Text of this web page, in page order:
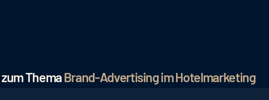
ThemaBrand-Advertising im Hotelmarketing